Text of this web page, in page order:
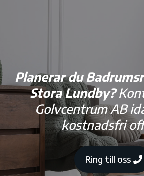
Planerar du
Stora Lundby?
Golvcentrum AB
kostnadsfri
Ring till oss